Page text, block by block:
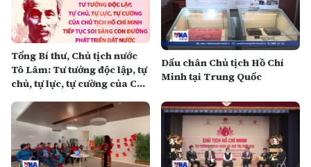
Tổng Bí thư, Chủ tịch nước
Tô Lâm: Tư tưởng độc lập, tự
chủ, tự lực, tự cường của Chủ
sáng con đường phát triển
đất nước
Dấu chân Chủ tịch Hồ Chí
Minh tại Trung Quốc